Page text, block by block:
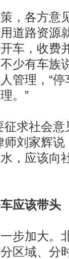
各方意
道路资源
车，收费
少有车族
管理，“
。”
求社会意
刘家辉说
，应该向
应该带头
加大。
区域、分